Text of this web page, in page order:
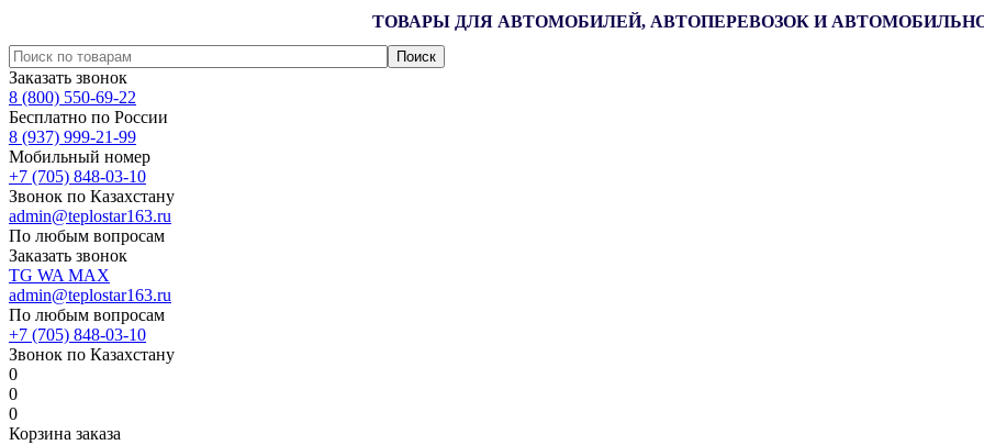
ТОВАРЫ ДЛЯ АВТОМОБИЛЕЙ, АВТОПЕРЕВОЗОК И
Заказать звонок
8 (800) 550-69-22
Бесплатно по России
8 (937) 999-21-99
Мобильный номер
+7 (705) 848-03-10
Звонок по Казахстану
admin@teplostar163.ru
По любым вопросам
Заказать звонок
TG WA MAX
admin@teplostar163.ru
По любым вопросам
+7 (705) 848-03-10
Звонок по Казахстану
0
0
0
Корзина заказа